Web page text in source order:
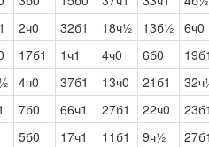
2ч0 32б1 18ч½ 13б½ 6ч0
17б1 1ч1 4ч0 6б0 19б1
4ч0 37б1 13ч0 21б1
7б0 66ч1 27б1 22ч0 23б1
5б0 17ч1 11б1 9ч½ 27б1